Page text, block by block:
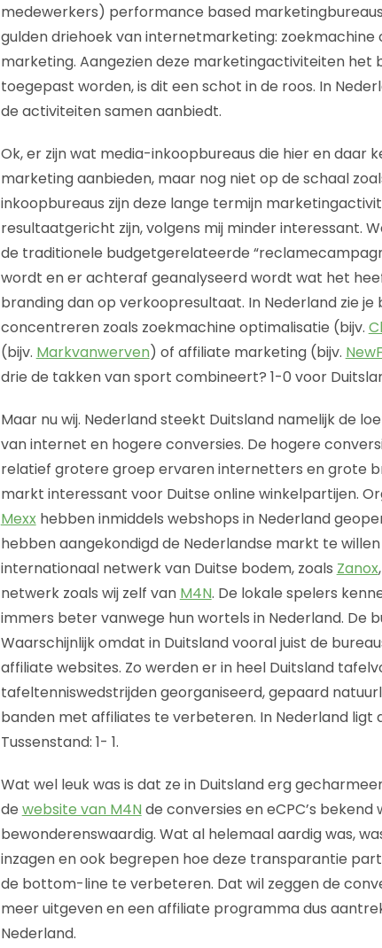
medewerkers) performance based
gulden driehoek van internetmarketing:
marketing. Aangezien deze marketingactiviteiten het
toegepast worden, is dit een schot in de roos. In
de activiteiten samen aanbiedt.
Ok, er zijn wat media-inkoopbureaus die hier en daar
marketing aanbieden, maar nog niet op de schaal
inkoopbureaus zijn deze lange termijn
resultaatgericht zijn, volgens mij minder interessant.
de traditionele budgetgerelateerde
wordt en er achteraf geanalyseerd wordt wat het
branding dan op verkoopresultaat. In Nederland zie je
concentreren zoals zoekmachine optimalisatie (bijv.
(bijv. Markvanwerven) of affiliate marketing (bijv.
drie de takken van sport combineert? 1-0 voor
Maar nu wij. Nederland steekt Duitsland namelijk de
van internet en hogere conversies. De hogere
relatief grotere groep ervaren internetters en grote
markt interessant voor Duitse online winkelpartijen.
Mexxhebben inmiddels webshops in Nederland
hebben aangekondigd de Nederlandse markt te
internationaal netwerk van Duitse bodem, zoals Zanox
netwerk zoals wij zelf van M4N. De lokale spelers
immers beter vanwege hun wortels in Nederland. De
Waarschijnlijk omdat in Duitsland vooral juist de
affiliate websites. Zo werden er in heel Duitsland
tafeltenniswedstrijden georganiseerd, gepaard
banden met affiliates te verbeteren. In Nederland ligt
Tussenstand: 1- 1.
Wat wel leuk was is dat ze in Duitsland erg
de website van M4N de conversies en eCPC’s
bewonderenswaardig. Wat al helemaal aardig was,
inzagen en ook begrepen hoe deze transparantie
de bottom-line te verbeteren. Dat wil zeggen de
meer uitgeven en een affiliate programma dus
Nederland.